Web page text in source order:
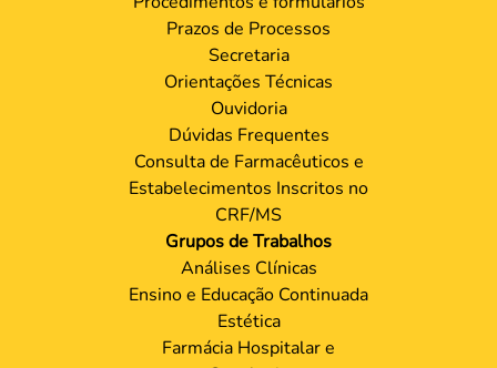
Prazos de Processos
Secretaria
Orientações Técnicas
Ouvidoria
Dúvidas Frequentes
Consulta de Farmacêuticos e
Estabelecimentos Inscritos no
CRF/MS
Grupos de Trabalhos
Análises Clínicas
Ensino e Educação Continuada
Estética
Farmácia Hospitalar e